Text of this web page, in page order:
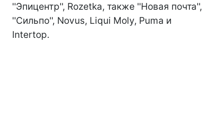
''Эпицентр'', Rozetka, также ''Новая почта'',
''Сильпо'', Novus, Liqui Moly, Puma и
Intertop.